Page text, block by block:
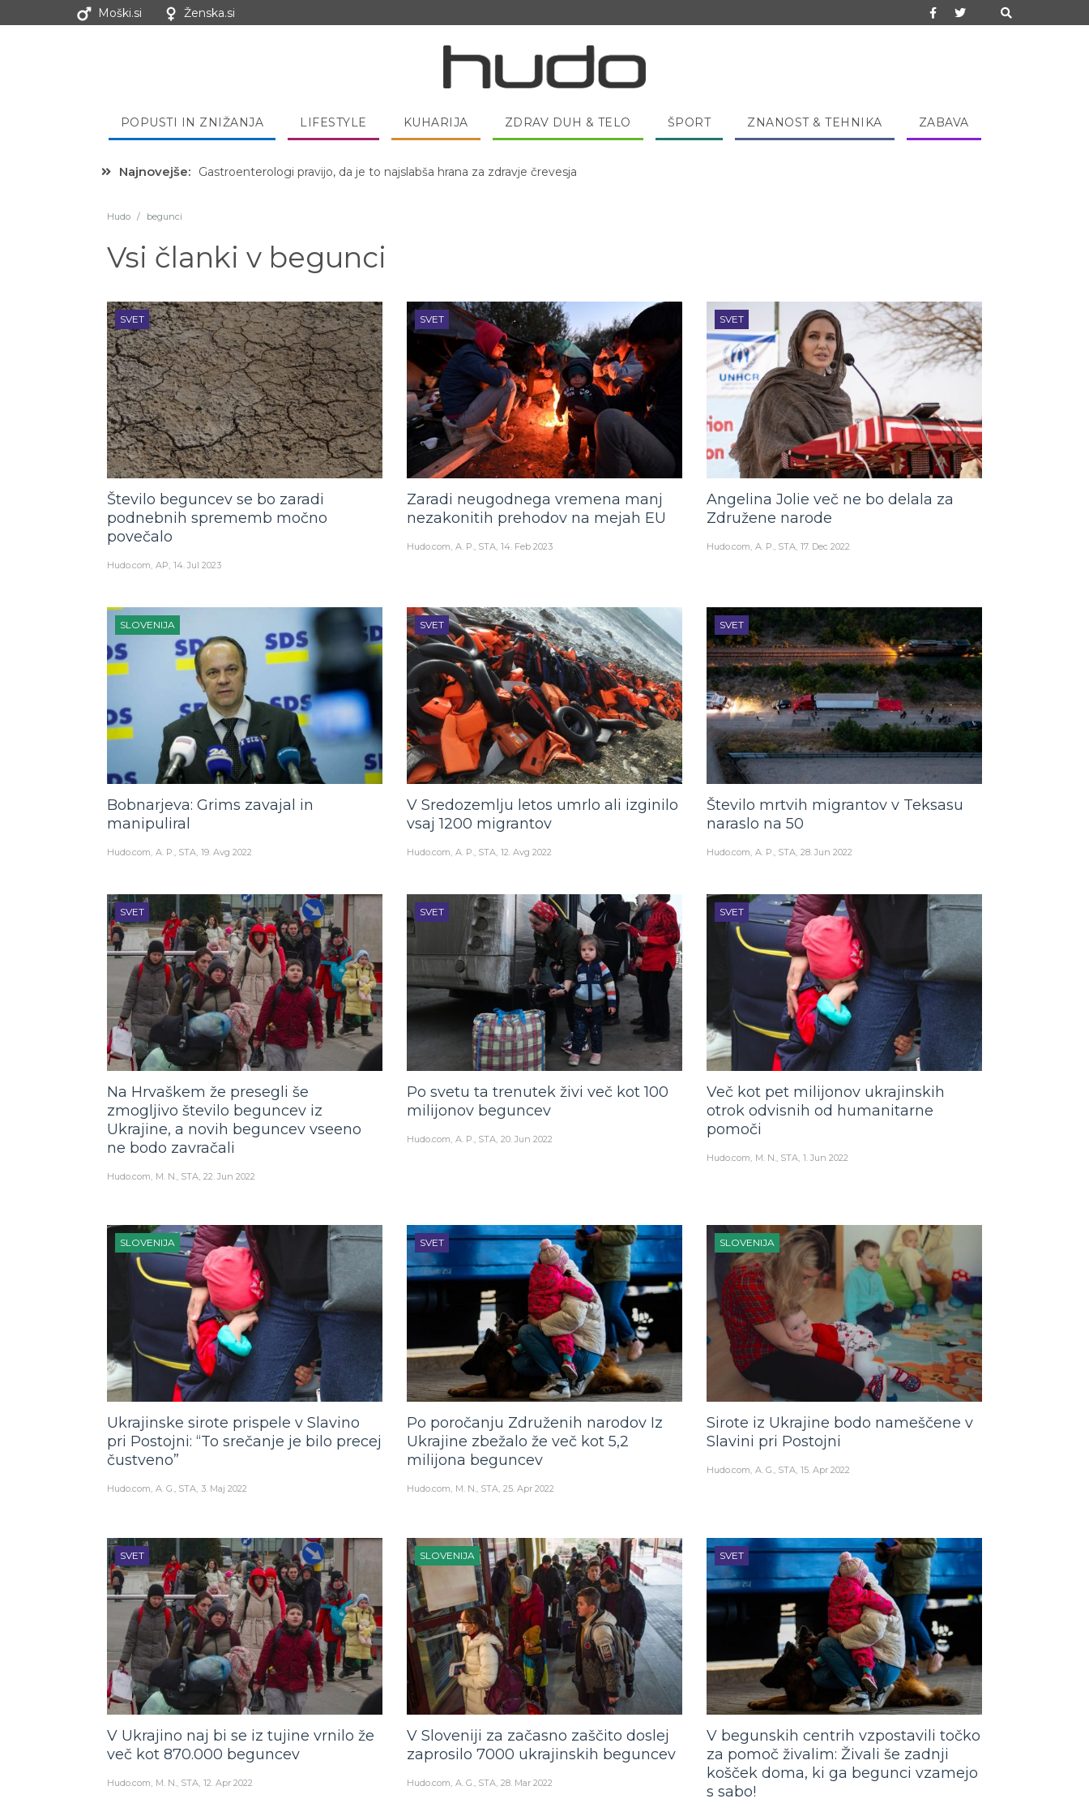
Moški.si Ženska.si
POPUSTI IN ZNIŽANJA LIFESTYLE KUHARIJA ZDRAV DUH & TELO ŠPORT ZNANOST & TEHNIKA ZABAVA
Najnovejše: Hibernacijska dieta: Zakaj je pred spanjem dobro pojesti žlico medu?
Hudo / begunci
Vsi članki v begunci
SVET
Število beguncev se bo zaradi
podnebnih sprememb močno
povečalo
Hudo.com AP 14. Jul 2023
SVET
Zaradi neugodnega vremena manj
nezakonitih prehodov na mejah EU
Hudo.com A. P., STA 14. Feb 2023
SVET
Angelina Jolie več ne bo delala za
Združene narode
Hudo.com A. P., STA 17. Dec 2022
SLOVENIJA
Bobnarjeva: Grims zavajal in
manipuliral
Hudo.com A. P., STA 19. Avg 2022
SVET
V Sredozemlju letos umrlo ali izginilo
vsaj 1200 migrantov
Hudo.com A. P., STA 12. Avg 2022
SVET
Število mrtvih migrantov v Teksasu
naraslo na 50
Hudo.com A. P., STA 28. Jun 2022
SVET
Na Hrvaškem že presegli še
zmogljivo število beguncev iz
Ukrajine, a novih beguncev vseeno
ne bodo zavračali
Hudo.com M. N., STA 22. Jun 2022
SVET
Po svetu ta trenutek živi več kot 100
milijonov beguncev
Hudo.com A. P., STA 20. Jun 2022
SVET
Več kot pet milijonov ukrajinskih
otrok odvisnih od humanitarne
pomoči
Hudo.com M. N., STA 1. Jun 2022
SLOVENIJA
Ukrajinske sirote prispele v Slavino
pri Postojni: “To srečanje je bilo precej
čustveno”
Hudo.com A. G., STA 3. Maj 2022
SVET
Po poročanju Združenih narodov Iz
Ukrajine zbežalo že več kot 5,2
milijona beguncev
Hudo.com M. N., STA 25. Apr 2022
SLOVENIJA
Sirote iz Ukrajine bodo nameščene v
Slavini pri Postojni
Hudo.com A. G., STA 15. Apr 2022
SVET
V Ukrajino naj bi se iz tujine vrnilo že
več kot 870.000 beguncev
Hudo.com M. N., STA 12. Apr 2022
SLOVENIJA
V Sloveniji za začasno zaščito doslej
zaprosilo 7000 ukrajinskih beguncev
Hudo.com A. G., STA 28. Mar 2022
SVET
V begunskih centrih vzpostavili točko
za pomoč živalim: Živali še zadnji
košček doma, ki ga begunci vzamejo
s sabo!